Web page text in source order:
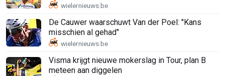
De Cauwer waarschuwt Van der Poel: "Kans
misschien al gehad"
Visma krijgt nieuwe mokerslag in Tour, plan B
meteen aan diggelen